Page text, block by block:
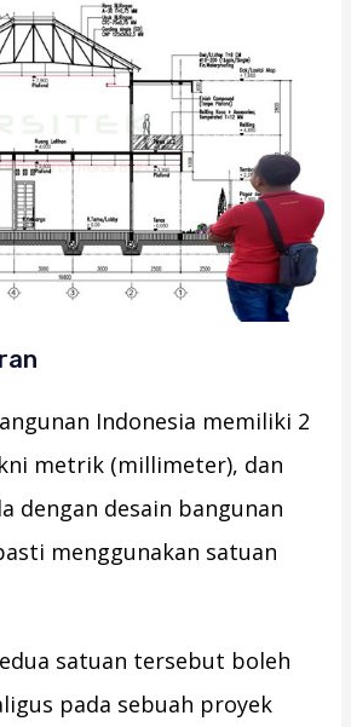
Indonesia memiliki 2
metrik (millimeter), dan
dengan desain bangunan
menggunakan satuan
satuan tersebut boleh
pada sebuah proyek